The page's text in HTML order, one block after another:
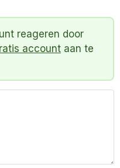
reageren door
account aan te